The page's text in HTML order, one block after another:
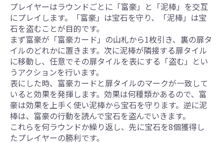
プレイヤーはラウンドごとに「富豪」と「泥棒」を交互
にプレイします。「富豪」は宝石を守り、「泥棒」は宝
石を盗むことが目的です。
まず富豪が「富豪カード」の山札から1枚引き、裏の扉タ
イルのどれかに置きます。次に泥棒が隣接する扉タイル
に移動し、任意でその扉タイルを表にする「盗む」とい
うアクションを行います。
表にした時、富豪カードと扉タイルのマークが一致して
いると効果を発揮します。効果は何種類かあるので、富
豪は効果を上手く使い泥棒から宝石を守ります。逆に泥
棒は、富豪の行動を読んで宝石を盗んでいきます。
これらを何ラウンドか繰り返し、先に宝石を8個獲得し
たプレイヤーの勝利です。